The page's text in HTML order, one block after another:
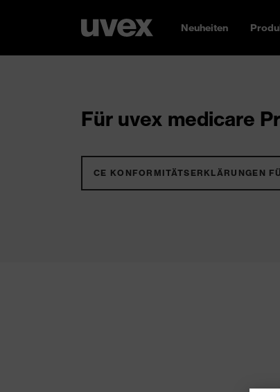
Neuheiten
Für uvex medicare
CE KONFORMITÄTSERKLÄRUNGEN